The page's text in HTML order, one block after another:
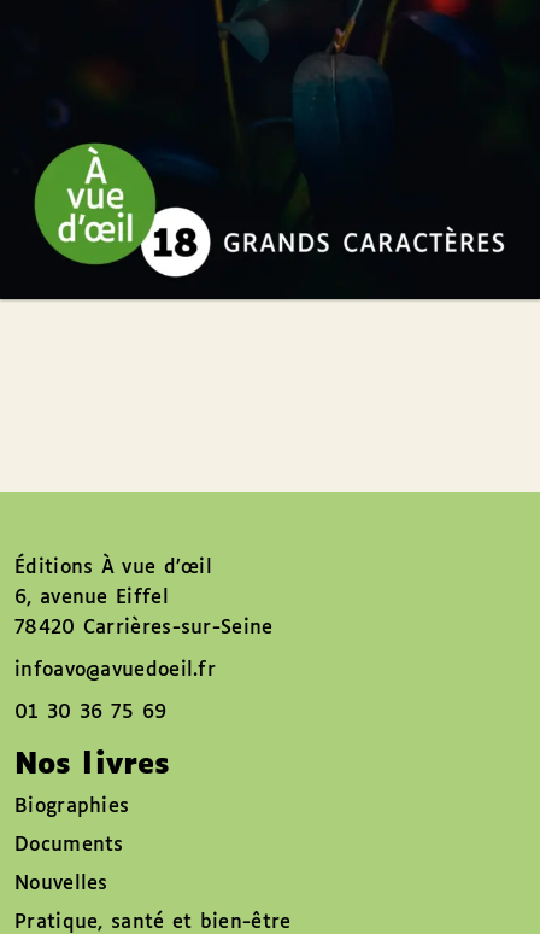
Éditions À vue d’œil
6, avenue Eiffel
78420 Carrières-sur-Seine
infoavo@avuedoeil.fr
01 30 36 75 69
Nos livres
Biographies
Documents
Nouvelles
Pratique, santé et bien-être